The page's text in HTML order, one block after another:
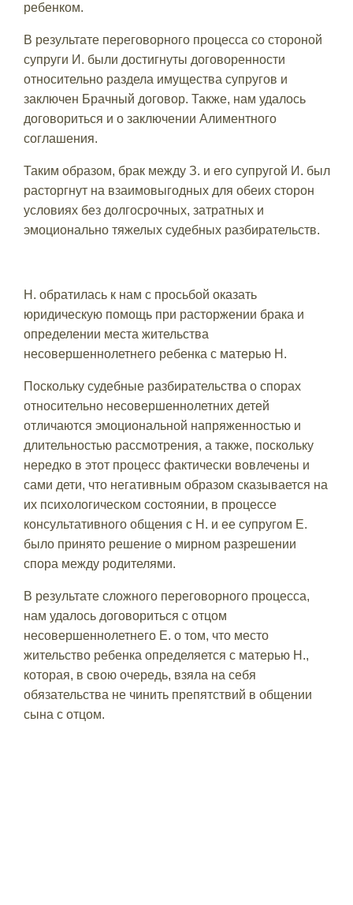
ребенком.
В результате переговорного процесса со стороной
супруги И. были достигнуты договоренности
относительно раздела имущества супругов и
заключен Брачный договор. Также, нам удалось
договориться и о заключении Алиментного
соглашения.
Таким образом, брак между З. и его супругой И. был
расторгнут на взаимовыгодных для обеих сторон
условиях без долгосрочных, затратных и
эмоционально тяжелых судебных разбирательств.
Н. обратилась к нам с просьбой оказать
юридическую помощь при расторжении брака и
определении места жительства
несовершеннолетнего ребенка с матерью Н.
Поскольку судебные разбирательства о спорах
относительно несовершеннолетних детей
отличаются эмоциональной напряженностью и
длительностью рассмотрения, а также, поскольку
нередко в этот процесс фактически вовлечены и
сами дети, что негативным образом сказывается на
их психологическом состоянии, в процессе
консультативного общения с Н. и ее супругом Е.
было принято решение о мирном разрешении
спора между родителями.
В результате сложного переговорного процесса,
нам удалось договориться с отцом
несовершеннолетнего Е. о том, что место
жительство ребенка определяется с матерью Н.,
которая, в свою очередь, взяла на себя
обязательства не чинить препятствий в общении
сына с отцом.